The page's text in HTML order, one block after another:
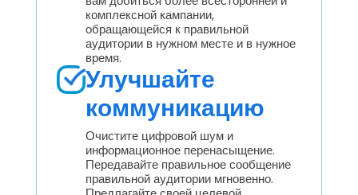
комплексной кампании,
обращающейся к правильной
аудитории в нужном месте и в нужное
время.
Улучшайте
коммуникацию
Очистите цифровой шум и
информационное перенасыщение.
Передавайте правильное сообщение
правильной аудитории мгновенно.